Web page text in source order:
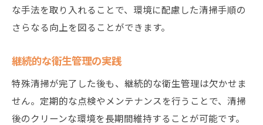
な手法を取り入れることで、環境に配慮した清掃手順の
さらなる向上を図ることができます。
継続的な衛生管理の実践
特殊清掃が完了した後も、継続的な衛生管理は欠かせま
せん。定期的な点検やメンテナンスを行うことで、清掃
後のクリーンな環境を長期間維持することが可能です。